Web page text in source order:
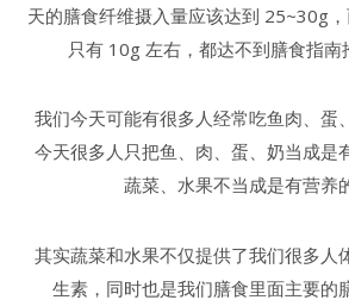
天的膳食纤维摄入量应该达到 25~30g
只有 10g 左右，都达不到膳食指南
我们今天可能有很多人经常吃鱼肉、蛋
今天很多人只把鱼、肉、蛋、奶当成是
蔬菜、水果不当成是有营养
其实蔬菜和水果不仅提供了我们很多人
生素，同时也是我们膳食里面主要的